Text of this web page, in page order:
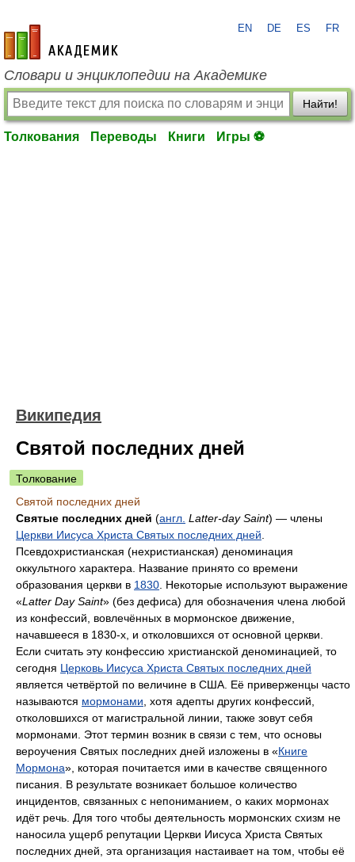
academic.ru
EN DE ES FR
Словари и энциклопедии на Академике
Найти!
Толкования Переводы Книги Игры ⚽
Википедия
Святой последних дней
Толкование
Святой последних дней
Святые последних дней (англ. Latter-day Saint) — члены
Церкви Иисуса Христа Святых последних дней
Псевдохристианская (нехристианская) деноминация
оккультного характера. Название принято со времени
образования церкви в 1830 . Некоторые используют выражение
«Latter Day Saint» (без дефиса) для обозначения члена любой
из конфессий, вовлечённых в мормонское движение,
начавшееся в 1830-х, и отколовшихся от основной церкви.
Если считать эту конфессию христианской деноминацией, то
сегодня Церковь Иисуса Христа Святых последних дней
является четвёртой по величине в США. Её приверженцы часто
называются мормонами , хотя адепты других конфессий,
отколовшихся от магистральной линии, также зовут себя
мормонами. Этот термин возник в связи с тем, что основы
вероучения Святых последних дней изложены в «Книге
Мормона», которая почитается ими в качестве священного
писания. В результате возникает большое количество
инцидентов, связанных с непониманием, о каких мормонах
идёт речь. Для того чтобы деятельность мормонских схизм не
наносила ущерб репутации Церкви Иисуса Христа Святых
последних дней, эта организация настаивает на том, чтобы её